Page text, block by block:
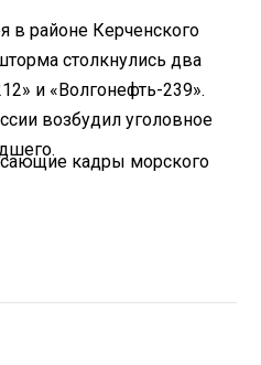
в районе Керченского
столкнулись два
и «Волгонефть-239».
возбудил уголовное
кадры морского